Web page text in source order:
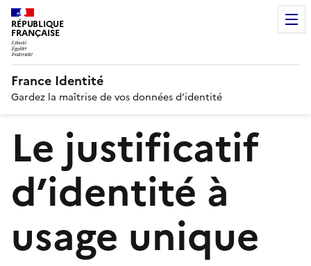
RÉPUBLIQUE
FRANÇAISE
France Identité
Gardez la maîtrise de vos données d’identité
Le justificatif
d’identité à
usage unique